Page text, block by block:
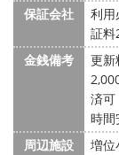
保証会社
利
証
金銭備考
更新
済
時
周辺施設
増位